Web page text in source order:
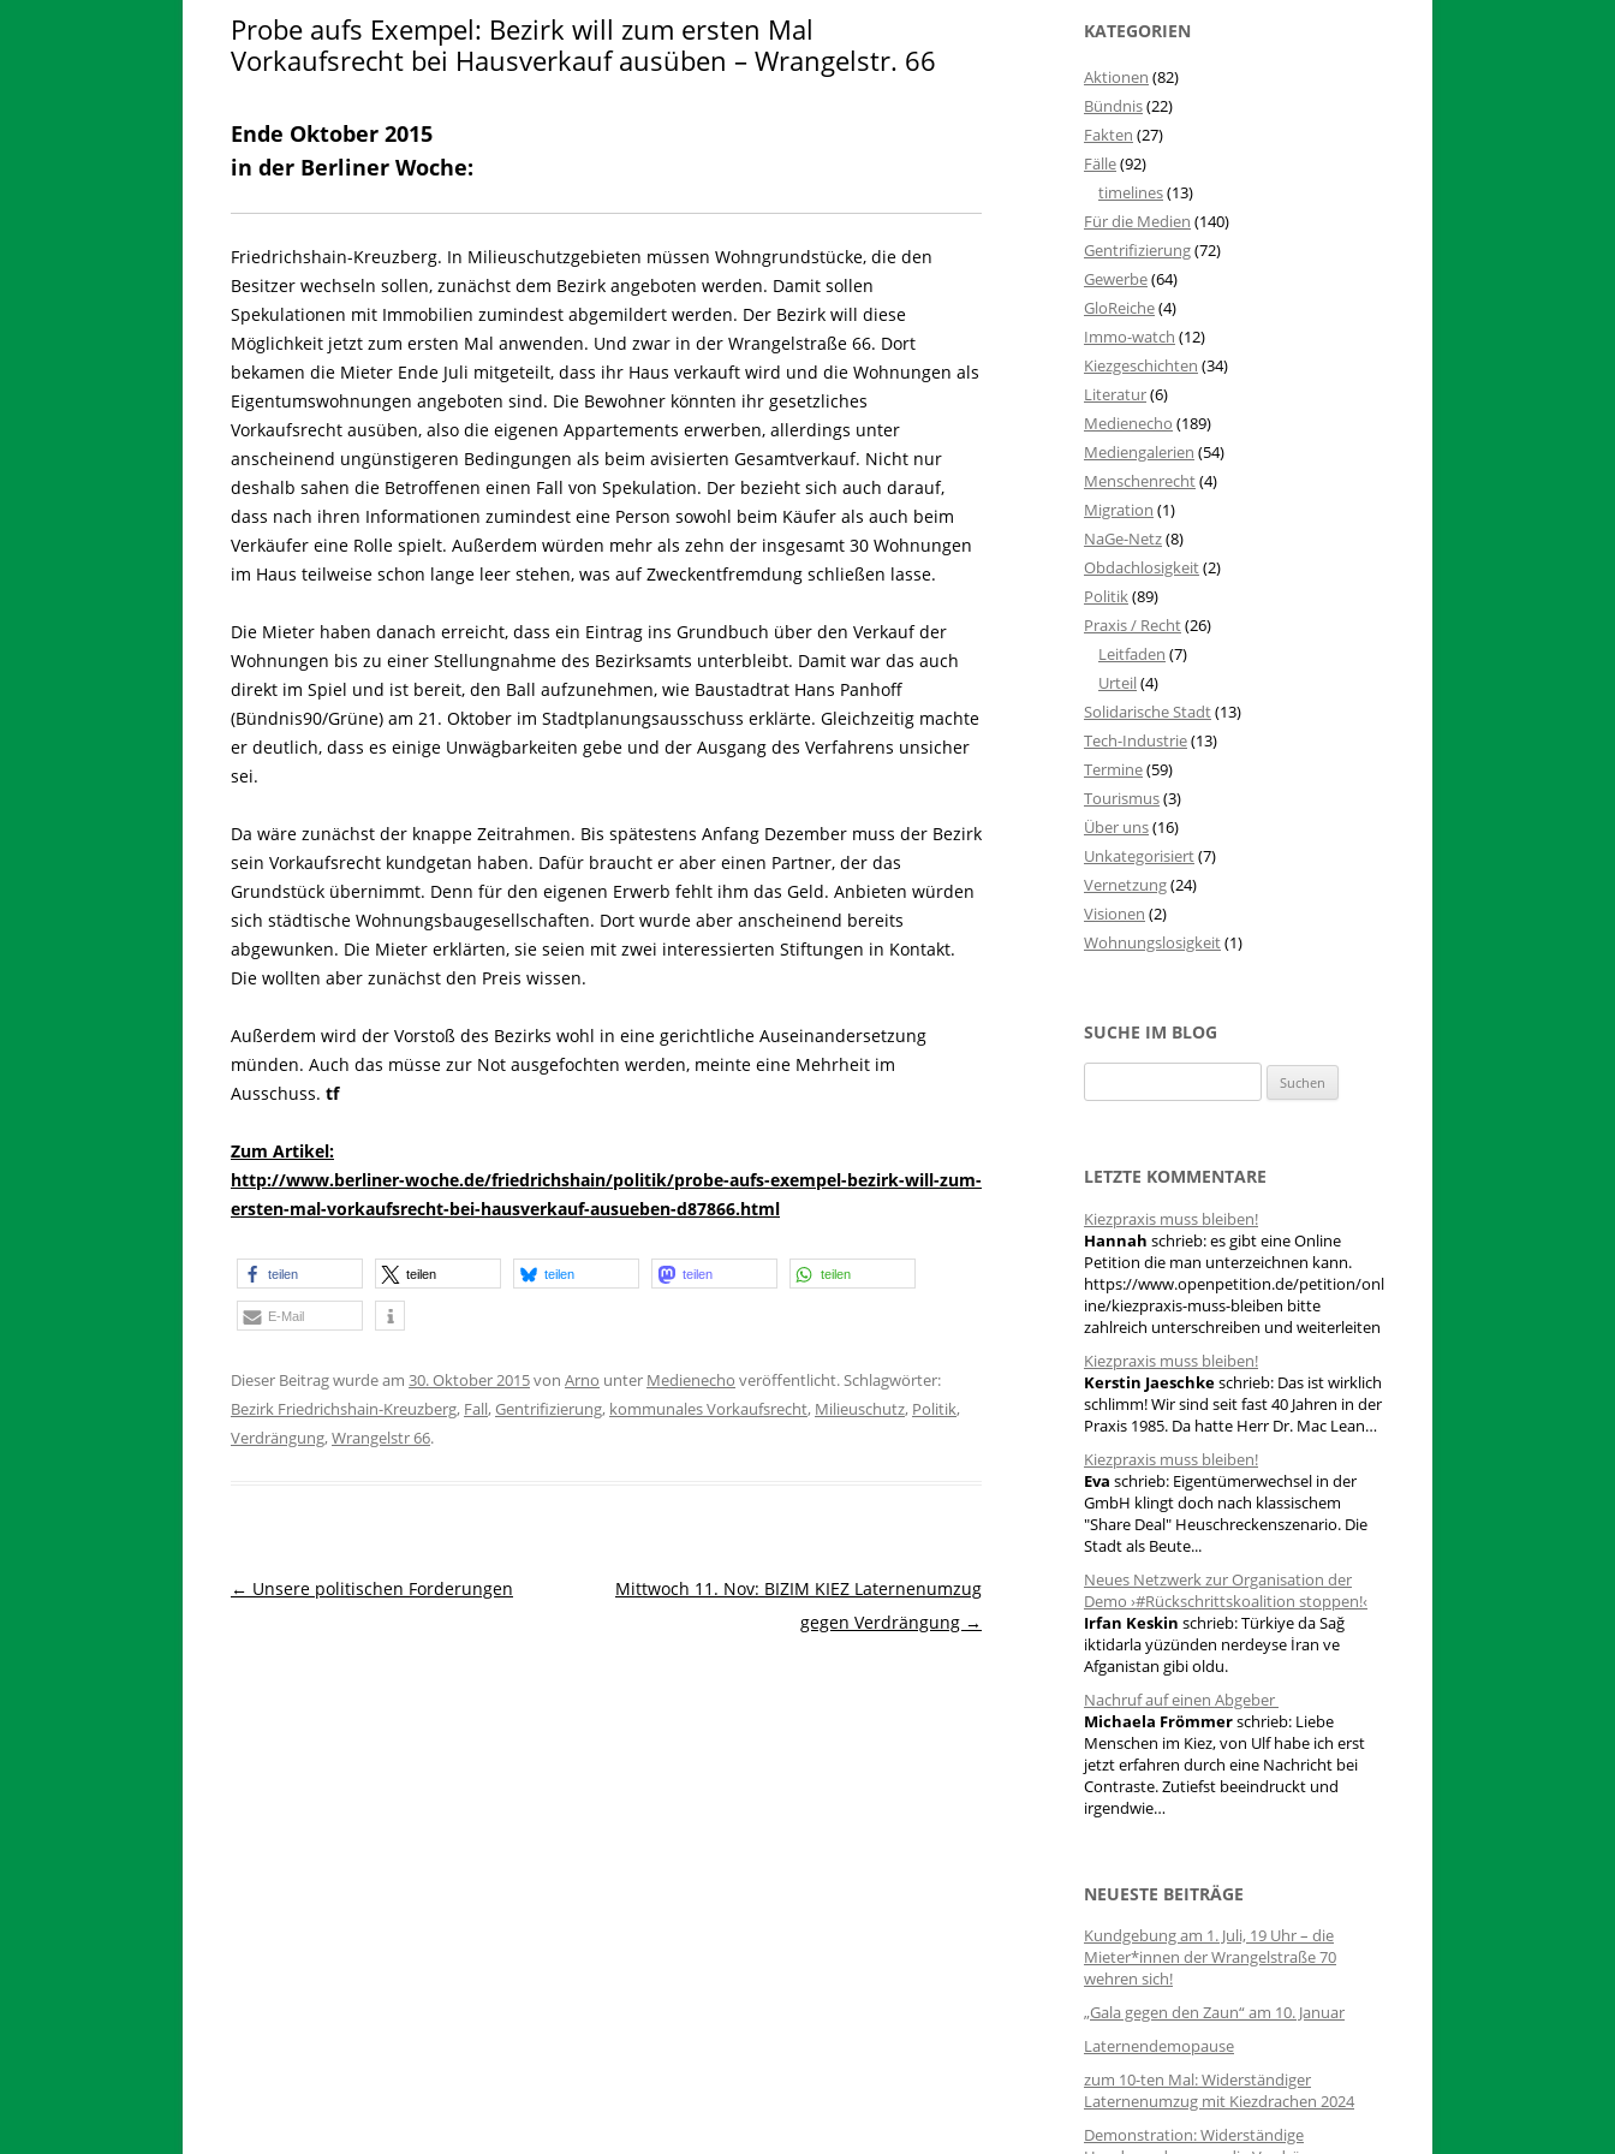
LITERATUR
KIEZGESCHICHTEN
Probe aufs Exempel: Bezirk will zum ersten Mal
Vorkaufsrecht bei Hausverkauf ausüben – Wrangelstr. 66
Ende Oktober 2015
in der Berliner Woche:
Friedrichshain-Kreuzberg. In Milieuschutzgebieten müssen Wohngrundstücke, die den
Besitzer wechseln sollen, zunächst dem Bezirk angeboten werden. Damit sollen
Spekulationen mit Immobilien zumindest abgemildert werden. Der Bezirk will diese
Möglichkeit jetzt zum ersten Mal anwenden. Und zwar in der Wrangelstraße 66. Dort
bekamen die Mieter Ende Juli mitgeteilt, dass ihr Haus verkauft wird und die Wohnungen als
Eigentumswohnungen angeboten sind. Die Bewohner könnten ihr gesetzliches
Vorkaufsrecht ausüben, also die eigenen Appartements erwerben, allerdings unter
anscheinend ungünstigeren Bedingungen als beim avisierten Gesamtverkauf. Nicht nur
deshalb sahen die Betroffenen einen Fall von Spekulation. Der bezieht sich auch darauf,
dass nach ihren Informationen zumindest eine Person sowohl beim Käufer als auch beim
Verkäufer eine Rolle spielt. Außerdem würden mehr als zehn der insgesamt 30 Wohnungen
im Haus teilweise schon lange leer stehen, was auf Zweckentfremdung schließen lasse.
Die Mieter haben danach erreicht, dass ein Eintrag ins Grundbuch über den Verkauf der
Wohnungen bis zu einer Stellungnahme des Bezirksamts unterbleibt. Damit war das auch
direkt im Spiel und ist bereit, den Ball aufzunehmen, wie Baustadtrat Hans Panhoff
(Bündnis90/Grüne) am 21. Oktober im Stadtplanungsausschuss erklärte. Gleichzeitig machte
er deutlich, dass es einige Unwägbarkeiten gebe und der Ausgang des Verfahrens unsicher
sei.
Da wäre zunächst der knappe Zeitrahmen. Bis spätestens Anfang Dezember muss der Bezirk
sein Vorkaufsrecht kundgetan haben. Dafür braucht er aber einen Partner, der das
Grundstück übernimmt. Denn für den eigenen Erwerb fehlt ihm das Geld. Anbieten würden
sich städtische Wohnungsbaugesellschaften. Dort wurde aber anscheinend bereits
abgewunken. Die Mieter erklärten, sie seien mit zwei interessierten Stiftungen in Kontakt.
Die wollten aber zunächst den Preis wissen.
Außerdem wird der Vorstoß des Bezirks wohl in eine gerichtliche Auseinandersetzung
münden. Auch das müsse zur Not ausgefochten werden, meinte eine Mehrheit im
Ausschuss. tf
Zum Artikel:
http://www.berliner-woche.de/friedrichshain/politik/probe-aufs-exempel-bezirk-will-zum-
ersten-mal-vorkaufsrecht-bei-hausverkauf-ausueben-d87866.html
teilen teilen teilen teilen teilen
E-Mail
Dieser Beitrag wurde am 30. Oktober 2015von Arno unter Medienecho veröffentlicht. Schlagwörter:
Bezirk Friedrichshain-Kreuzberg, Fall,Gentrifizierung, kommunales Vorkaufsrecht, Milieuschutz, Politik,
Verdrängung,Wrangelstr 66.
Beitragsnavigation
← Unsere politischen Forderungen
Mittwoch 11. Nov: BIZIM KIEZ Laternenumzug
gegen Verdrängung →
KATEGORIEN
Aktionen (82)
Bündnis(22)
Fakten (27)
Fälle(92)
timelines(13)
Für die Medien (140)
Gentrifizierung(72)
Gewerbe(64)
GloReiche(4)
Immo-watch (12)
Kiezgeschichten (34)
Literatur(6)
Medienecho (189)
Mediengalerien (54)
Menschenrecht(4)
Migration (1)
NaGe-Netz(8)
Obdachlosigkeit(2)
Politik(89)
Praxis / Recht(26)
Leitfaden (7)
Urteil(4)
Solidarische Stadt(13)
Tech-Industrie(13)
Termine(59)
Tourismus(3)
Über uns(16)
Unkategorisiert(7)
Vernetzung(24)
Visionen (2)
Wohnungslosigkeit(1)
SUCHE IM BLOG
u
n
n
a
c
h
:
LETZTE KOMMENTARE
Kiezpraxis muss bleiben!
Hannah schrieb:es gibt eine Online
Petition die man unterzeichnen kann.
https://www.openpetition.de/petition/onl
ine/kiezpraxis-muss-bleiben bitte
zahlreich unterschreiben und weiterleiten
Kiezpraxis muss bleiben!
Kerstin Jaeschkeschrieb: Das ist wirklich
schlimm! Wir sind seit fast 40 Jahren in der
Praxis 1985. Da hatte Herr Dr. Mac Lean…
Kiezpraxis muss bleiben!
Eva schrieb: Eigentümerwechsel in der
GmbH klingt doch nach klassischem
"Share Deal" Heuschreckenszenario. Die
Stadt als Beute...
Neues Netzwerk zur Organisation der
Demo ›#Rückschrittskoalition stoppen!‹
Irfan Keskin schrieb:Türkiye da Sağ
iktidarla yüzünden nerdeyse İran ve
Afganistan gibi oldu.
Nachruf auf einen Abgeber
Michaela Frömmerschrieb: Liebe
Menschen im Kiez, von Ulf habe ich erst
jetzt erfahren durch eine Nachricht bei
Contraste. Zutiefst beeindruckt und
irgendwie…
NEUESTE BEITRÄGE
Kundgebung am 1. Juli, 19 Uhr – die
Mieter*innen der Wrangelstraße 70
wehren sich!
„Gala gegen den Zaun“ am 10. Januar
Laternendemopause
zum 10-ten Mal: Widerständiger
Laternenumzug mit Kiezdrachen 2024
Demonstration: Widerständige